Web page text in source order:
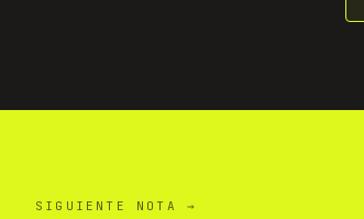
SIGUIENTE NOTA →